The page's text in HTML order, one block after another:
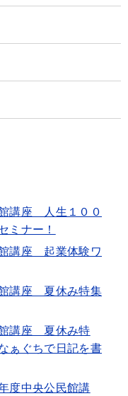
館講座 人生１００
ミナー！
館講座 起業体験ワ
館講座 夏休み特集
館講座 夏休み特
ぁぐちで日記を書
度中央公民館講